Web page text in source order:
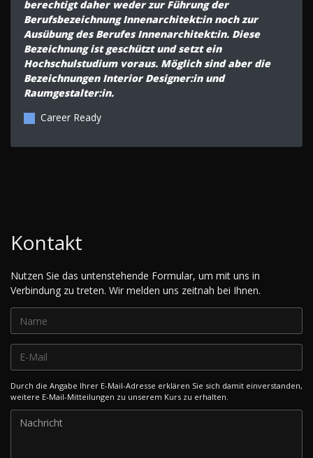
berechtigt daher weder zur Führung der
Berufsbezeichnung Innenarchitekt:in noch zur
Ausübung des Berufes Innenarchitekt:in. Diese
Bezeichnung ist geschützt und setzt ein
Hochschulstudium voraus. Möglich sind aber die
Bezeichnungen Interior Designer:in und
Raumgestalter:in.
Career Ready
Kontakt
Nutzen Sie das untenstehende Formular, um mit uns in
Verbindung zu treten. Wir melden uns zeitnah bei Ihnen.
Durch die Angabe Ihrer E-Mail-Adresse erklären Sie sich damit einverstanden,
weitere E-Mail-Mitteilungen zu unserem Kurs zu erhalten.